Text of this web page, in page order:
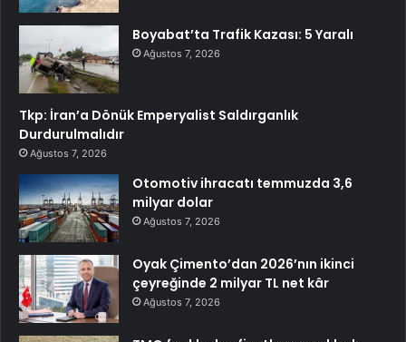
Boyabat’ta Trafik Kazası: 5 Yaralı
Ağustos 7, 2026
Tkp: İran’a Dönük Emperyalist Saldırganlık
Durdurulmalıdır
Ağustos 7, 2026
Otomotiv ihracatı temmuzda 3,6
milyar dolar
Ağustos 7, 2026
Oyak Çimento’dan 2026’nın ikinci
çeyreğinde 2 milyar TL net kâr
Ağustos 7, 2026